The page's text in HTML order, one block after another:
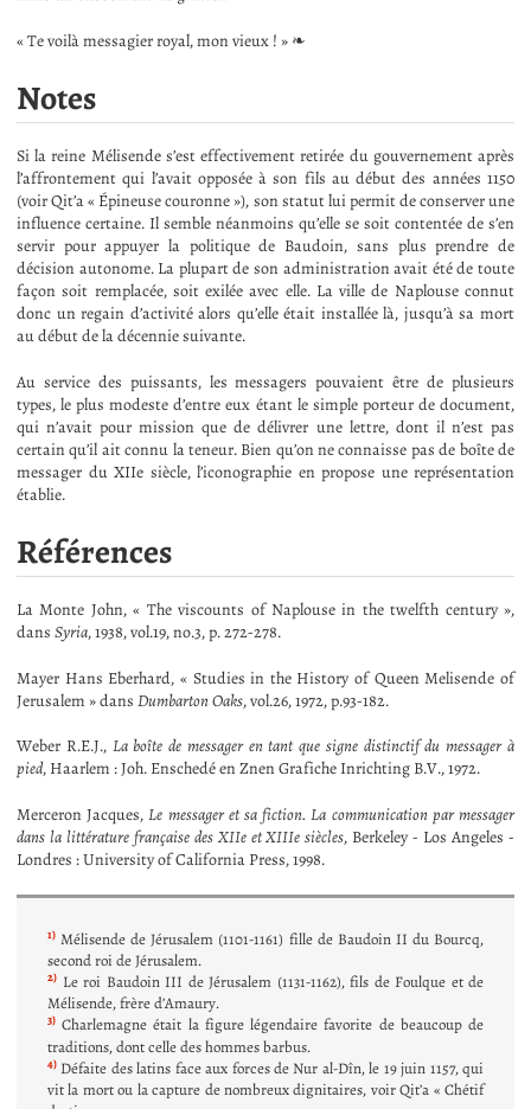
« Te voilà messagier royal, mon vieux ! » ❧
Notes
Si la reine Mélisende s’est effectivement retirée du gouvernement après
l’affrontement qui l’avait opposée à son fils au début des années 1150
(voir Qit’a « Épineuse couronne »), son statut lui permit de conserver une
influence certaine. Il semble néanmoins qu’elle se soit contentée de s’en
servir pour appuyer la politique de Baudoin, sans plus prendre de
décision autonome. La plupart de son administration avait été de toute
façon soit remplacée, soit exilée avec elle. La ville de Naplouse connut
donc un regain d’activité alors qu’elle était installée là, jusqu’à sa mort
au début de la décennie suivante.
Au service des puissants, les messagers pouvaient être de plusieurs
types, le plus modeste d’entre eux étant le simple porteur de document,
qui n’avait pour mission que de délivrer une lettre, dont il n’est pas
certain qu’il ait connu la teneur. Bien qu’on ne connaisse pas de boîte de
messager du XIIe siècle, l’iconographie en propose une représentation
établie.
Références
La Monte John, « The viscounts of Naplouse in the twelfth century »,
dans Syria, 1938, vol.19, no.3, p. 272-278.
Mayer Hans Eberhard, « Studies in the History of Queen Melisende of
Jerusalem » dans Dumbarton Oaks, vol.26, 1972, p.93-182.
Weber R.E.J., La boîte de messager en tant que signe distinctif du messager à
pied, Haarlem : Joh. Enschedé en Znen Grafiche Inrichting B.V., 1972.
Merceron Jacques,Le messager et sa fiction. La communication par messager
dans la littérature française des XIIe et XIIIe siècles, Berkeley - Los Angeles -
Londres : University of California Press, 1998.
1) Mélisende de Jérusalem (1101-1161) fille de Baudoin II du Bourcq,
second roi de Jérusalem.
2) Le roi Baudoin III de Jérusalem (1131-1162), fils de Foulque et de
Mélisende, frère d’Amaury.
3) Charlemagne était la figure légendaire favorite de beaucoup de
traditions, dont celle des hommes barbus.
4) Défaite des latins face aux forces de Nur al-Dîn, le 19 juin 1157, qui
vit la mort ou la capture de nombreux dignitaires, voir Qit’a « Chétif